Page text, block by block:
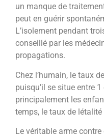
un manque de
peut en guérir
L’isolement pendant
conseillé par les
propagations.
Chez l’humain, le taux
puisqu’il se situe entre
principalement les
temps, le taux de létalité
Le véritable arme